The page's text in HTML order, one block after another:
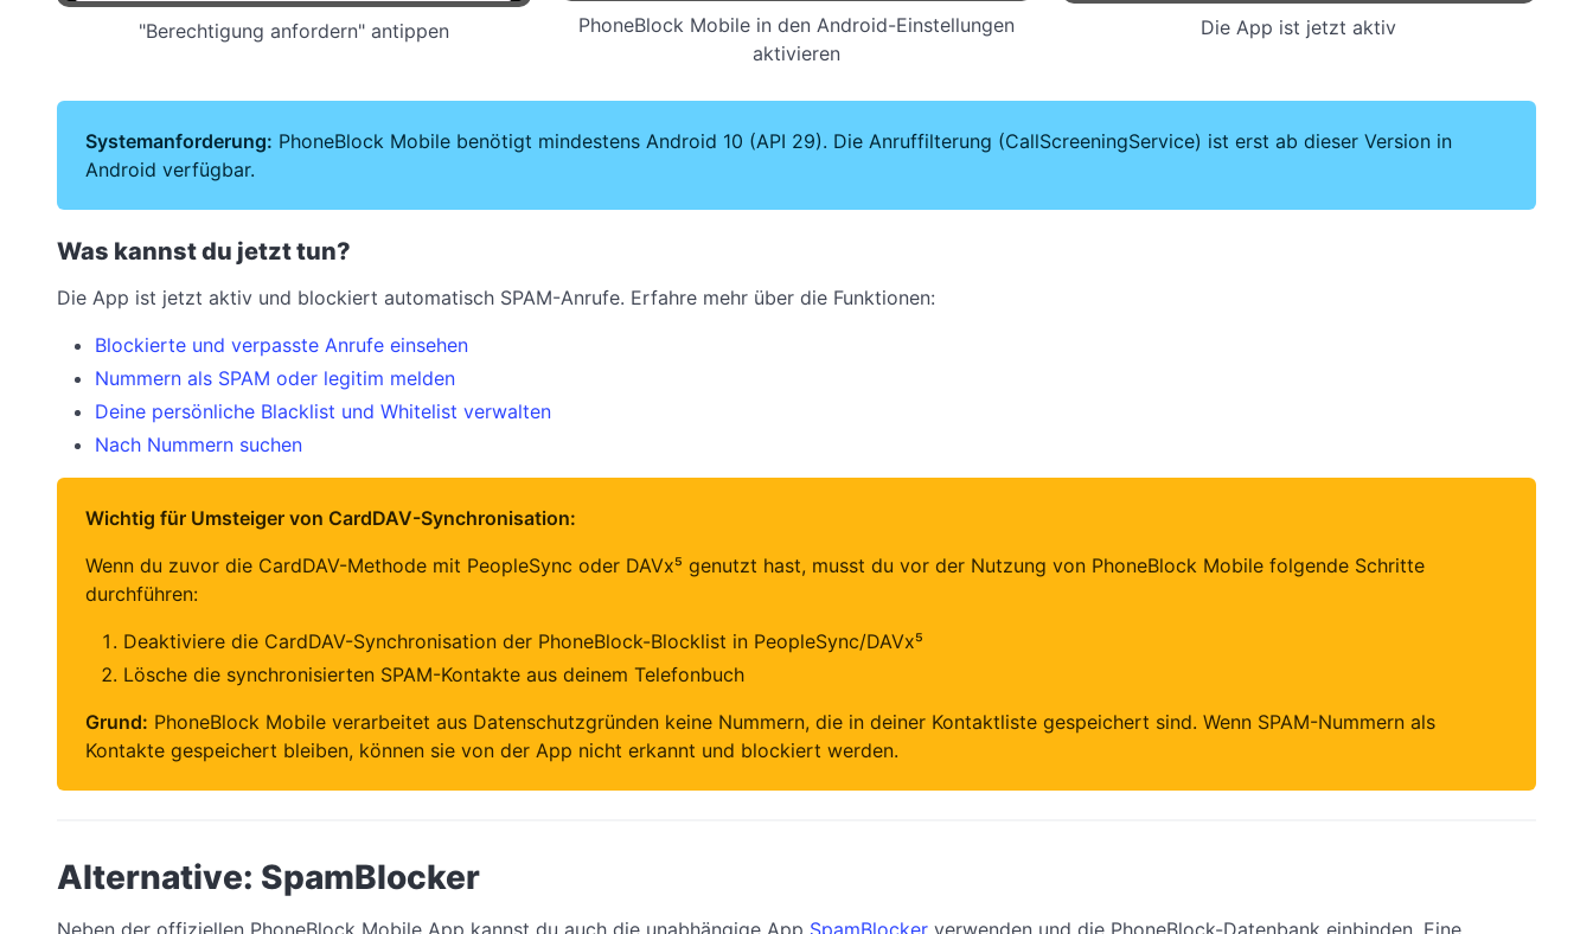
"Berechtigung anfordern" antippen
PhoneBlock Mobile in den Android-Einstellungen
aktivieren
Die App ist jetzt aktiv
Systemanforderung: PhoneBlock Mobile benötigt mindestens Android 10 (API 29). Die Anruffilterung (CallScreeningService) ist erst ab dieser Version in
Android verfügbar.
Was kannst du jetzt tun?
Die App ist jetzt aktiv und blockiert automatisch SPAM-Anrufe. Erfahre mehr über die Funktionen:
Blockierte und verpasste Anrufe einsehen
Nummern als SPAM oder legitim melden
Deine persönliche Blacklist und Whitelist verwalten
Nach Nummern suchen
Wichtig für Umsteiger von CardDAV-Synchronisation:
Wenn du zuvor die CardDAV-Methode mit PeopleSync oder DAVx⁵ genutzt hast, musst du vor der Nutzung von PhoneBlock Mobile folgende Schritte
durchführen:
Deaktiviere die CardDAV-Synchronisation der PhoneBlock-Blocklist in PeopleSync/DAVx⁵
Lösche die synchronisierten SPAM-Kontakte aus deinem Telefonbuch
Grund: PhoneBlock Mobile verarbeitet aus Datenschutzgründen keine Nummern, die in deiner Kontaktliste gespeichert sind. Wenn SPAM-Nummern als
Kontakte gespeichert bleiben, können sie von der App nicht erkannt und blockiert werden.
Alternative: SpamBlocker
Neben der offiziellen PhoneBlock Mobile App kannst du auch die unabhängige App SpamBlocker verwenden und die PhoneBlock-Datenbank einbinden. Eine